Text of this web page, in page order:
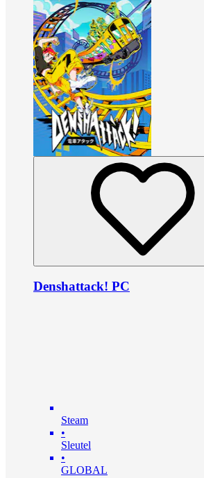
Denshattack! PC
Steam
•
Sleutel
•
GLOBAL